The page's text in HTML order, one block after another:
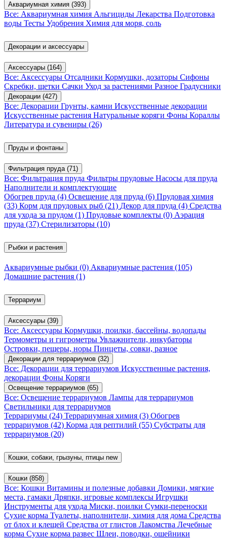
Аквариумная химия (393)
Все: Аквариумная химия Альгициды Лекарства Подготовка
воды Тесты Удобрения Химия для моря, соль
Декорации и аксессуары
Аксессуары (164)
Все: Аксессуары Отсадники Кормушки, дозаторы Сифоны
Скребки, щетки Сачки Уход за растениями Разное Градусники
Декорации (427)
Все: Декорации Грунты, камни Искусственные декорации
Искусственные растения Натуральные коряги Фоны Кораллы
Литература и сувениры (26)
Пруды и фонтаны
Фильтрация пруда (71)
Все: Фильтрация пруда Фильтры прудовые Насосы для пруда
Наполнители и комплектующие
Обогрев пруда (4) Освещение для пруда (6) Прудовая химия
(33) Корм для прудовых рыб (21) Декор для пруда (4) Средства
для ухода за прудом (1) Прудовые комплекты (0) Аэрация
пруда (37) Стерилизаторы (10)
Рыбки и растения
Аквариумные рыбки (0) Аквариумные растения (105)
Домашние растения (1)
Террариум
Аксессуары (39)
Все: Аксессуары Кормушки, поилки, бассейны, водопады
Термометры и гигрометры Увлажнители, инкубаторы
Островки, пещеры, норы Пинцеты, совки, разное
Декорации для террариумов (32)
Все: Декорации для террариумов Искусственные растения,
декорации Фоны Коряги
Освещение террариумов (65)
Все: Освещение террариумов Лампы для террариумов
Светильники для террариумов
Террариумы (24) Террариумная химия (3) Обогрев
террариумов (42) Корма для рептилий (55) Субстраты для
террариумов (20)
Кошки, собаки, грызуны, птицы new
Кошки (858)
Все: Кошки Витамины и полезные добавки Домики, мягкие
места, гамаки Дряпки, игровые комплексы Игрушки
Инструменты для ухода Миски, поилки Сумки-переноски
Сухие корма Туалеты, наполнители, химия для дома Средства
от блох и клещей Средства от глистов Лакомства Лечебные
корма Сухие корма развес Шлеи, поводки, ошейники